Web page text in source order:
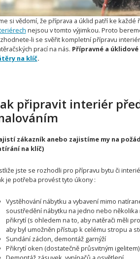
si vědomí, že příprava a úklid patří ke každé
nejsou v tomto výjimkou. Proto
li se svěřit kompletní přípravu
prací na nás. Přípravné a úklidové
na klíč.
připravit interiér
zákazník anebo zajistíme my na
na klíč)
jste se rozhodli pro přípravu bytu či
je potřeba provést tyto úkony :
Vystěhování nábytku a vybavení mimo
soustředění nábytku na jedno nebo
přikrytí (s ohledem na to, aby natěrači měli
aby byl umožněn přístup k celému stropu a
Sundání záclon, demontáž garnýží
Přikrytí oken (dostatečně průsvitným